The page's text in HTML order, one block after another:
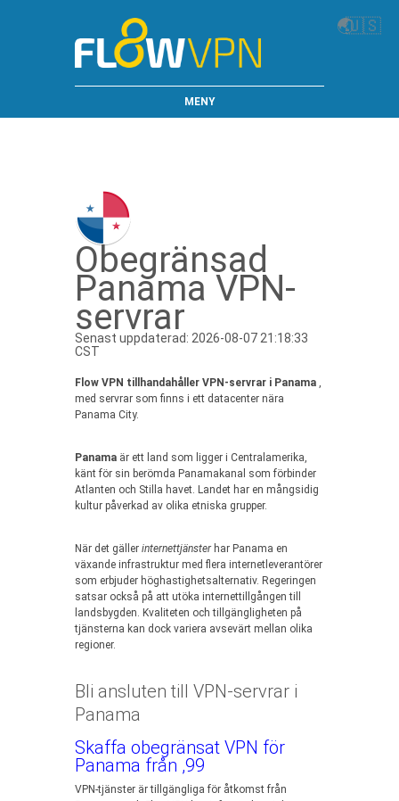
🌏🇺🇸
MENY
Obegränsad
Panama VPN-
servrar
Senast uppdaterad: 2026-08-07 21:18:33
CST
Flow VPN tillhandahåller VPN-servrar i Panama ,
med servrar som finns i ett datacenter nära
Panama City.
Panama är ett land som ligger i Centralamerika,
känt för sin berömda Panamakanal som förbinder
Atlanten och Stilla havet. Landet har en mångsidig
kultur påverkad av olika etniska grupper.
När det gäller internettjänsterhar Panama en
växande infrastruktur med flera internetleverantörer
som erbjuder höghastighetsalternativ. Regeringen
satsar också på att utöka internettillgången till
landsbygden. Kvaliteten och tillgängligheten på
tjänsterna kan dock variera avsevärt mellan olika
regioner.
Bli ansluten till VPN-servrar i
Panama
Skaffa obegränsat VPN för
Panama från ,99
VPN-tjänster är tillgängliga för åtkomst från